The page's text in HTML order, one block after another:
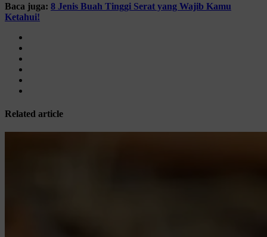
Baca juga: 8 Jenis Buah Tinggi Serat yang Wajib Kamu
Ketahui!
Related article